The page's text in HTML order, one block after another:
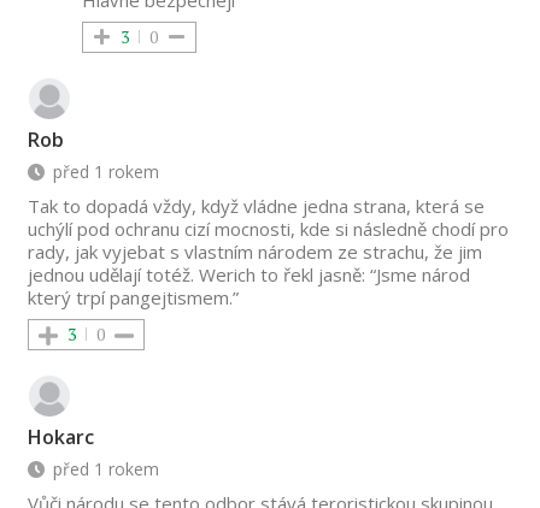
3 0
Rob
před 1 rokem
Tak to dopadá vždy, když vládne jedna strana, která se
uchýlí pod ochranu cizí mocnosti, kde si následně chodí pro
rady, jak vyjebat s vlastním národem ze strachu, že jim
jednou udělají totéž. Werich to řekl jasně: “Jsme národ
který trpí pangejtismem.”
3 0
Hokarc
před 1 rokem
Vůči národu se tento odbor stává teroristickou skupinou.